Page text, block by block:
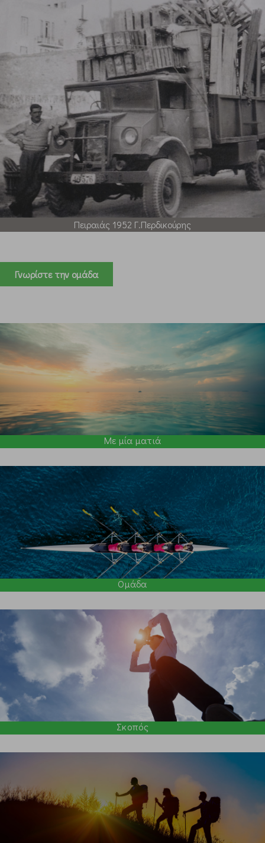
Πειραιάς 1952 Γ.Περδικούρης
Γνωρίστε την ομάδα
Με μία ματιά
Ομάδα
Σκοπός